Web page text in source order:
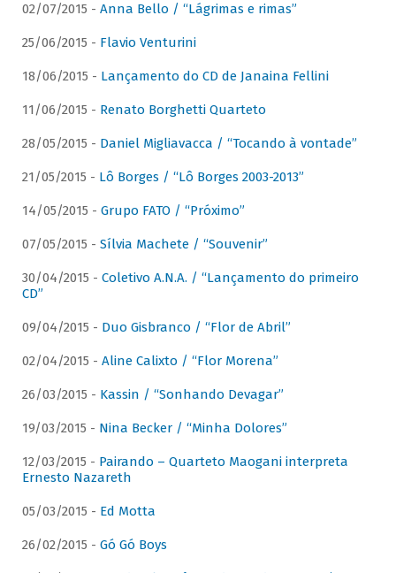
02/07/2015 - Anna Bello / “Lágrimas e rimas”
25/06/2015 - Flavio Venturini
18/06/2015 - Lançamento do CD de Janaina Fellini
11/06/2015 - Renato Borghetti Quarteto
28/05/2015 - Daniel Migliavacca / “Tocando à vontade”
21/05/2015 - Lô Borges / “Lô Borges 2003-2013”
14/05/2015 - Grupo FATO / “Próximo”
07/05/2015 - Sílvia Machete / “Souvenir”
30/04/2015 - Coletivo A.N.A. / “Lançamento do primeiro
CD”
09/04/2015 - Duo Gisbranco / “Flor de Abril”
02/04/2015 - Aline Calixto / “Flor Morena”
26/03/2015 - Kassin / “Sonhando Devagar”
19/03/2015 - Nina Becker / “Minha Dolores”
12/03/2015 - Pairando – Quarteto Maogani interpreta
Ernesto Nazareth
05/03/2015 - Ed Motta
26/02/2015 - Gó Gó Boys